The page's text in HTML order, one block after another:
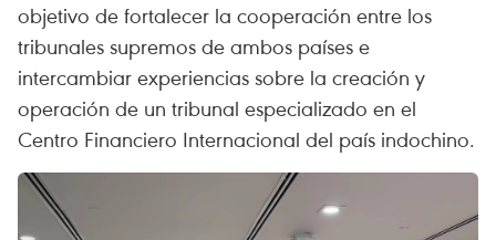
objetivo de fortalecer la cooperación entre los
tribunales supremos de ambos países e
intercambiar experiencias sobre la creación y
operación de un tribunal especializado en el
Centro Financiero Internacional del país indochino.